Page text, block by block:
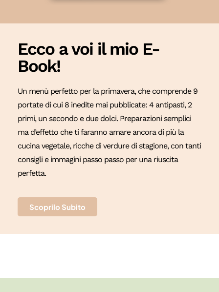
Ecco a voi il mio E-
Book!
Un menù perfetto per la primavera, che comprende 9
portate di cui 8 inedite mai pubblicate: 4 antipasti, 2
primi, un secondo e due dolci. Preparazioni semplici
ma d’effetto che ti faranno amare ancora di più la
cucina vegetale, ricche di verdure di stagione, con tanti
consigli e immagini passo passo per una riuscita
perfetta.
Scoprilo Subito